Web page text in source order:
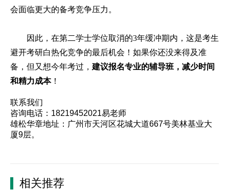
会面临更大的备考竞争压力。
因此，在第二学士学位取消的3年缓冲期内，这是考生
避开考研白热化竞争的最后机会！如果你还没来得及准
备，但又想今年考过， 建议报名专业的辅导班，减少时间
和精力成本！
联系我们
咨询电话：18219452021易老师
雄松华章地址：广州市天河区花城大道667号美林基业大
厦9层。
相关推荐